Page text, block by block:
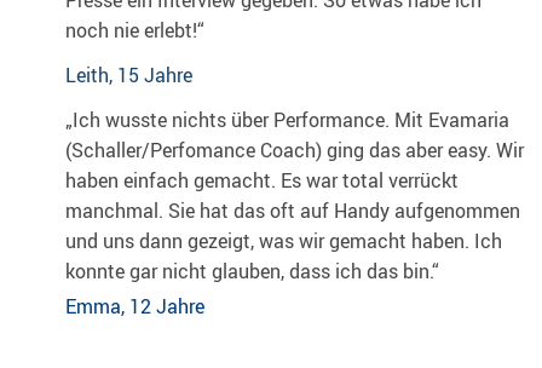
noch nie erlebt!“
Leith, 15 Jahre
„Ich wusste nichts über Performance. Mit Evamaria
(Schaller/Perfomance Coach) ging das aber easy. Wir
haben einfach gemacht. Es war total verrückt
manchmal. Sie hat das oft auf Handy aufgenommen
und uns dann gezeigt, was wir gemacht haben. Ich
konnte gar nicht glauben, dass ich das bin.“
Emma, 12 Jahre